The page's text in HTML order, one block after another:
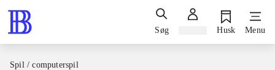
Søg Husk Menu
Spil / computerspil